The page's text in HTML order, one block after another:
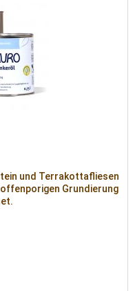
und Terrakottafliesen
Grundierung